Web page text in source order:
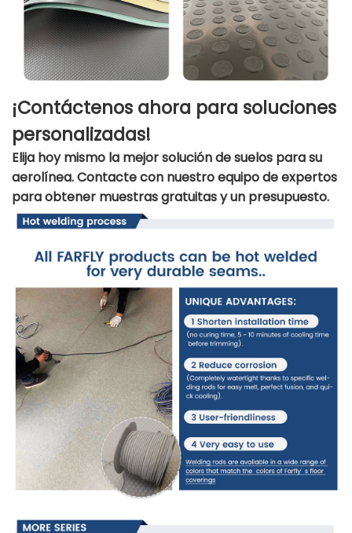
¡Contáctenos ahora para soluciones
personalizadas!
Elija hoy mismo la mejor solución de suelos para su
aerolínea. Contacte con nuestro equipo de expertos
para obtener muestras gratuitas y un presupuesto.